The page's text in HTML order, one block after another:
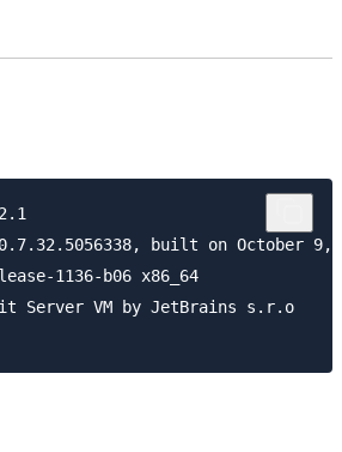
built on October 9,
1136-b06 x86_64
Bit Server VM by JetBrains s.r.o